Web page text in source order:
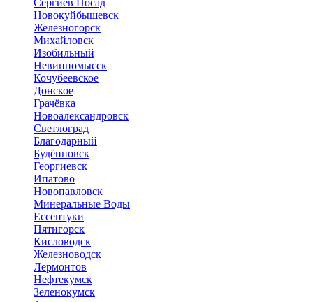
Сергиев Посад
Новокуйбышевск
Железногорск
Михайловск
Изобильный
Невинномысск
Кочубеевское
Донское
Грачёвка
Новоалександровск
Светлоград
Благодарный
Будённовск
Георгиевск
Ипатово
Новопавловск
Минеральные Воды
Ессентуки
Пятигорск
Кисловодск
Железноводск
Лермонтов
Нефтекумск
Зеленокумск